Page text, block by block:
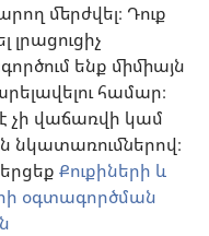
մերժվել։ Դուք
լրացուցիչ
ենք միմիայն
համար։
չի վաճառվի կամ
նկատառումներով։
Քուքիների և
օգտագործման